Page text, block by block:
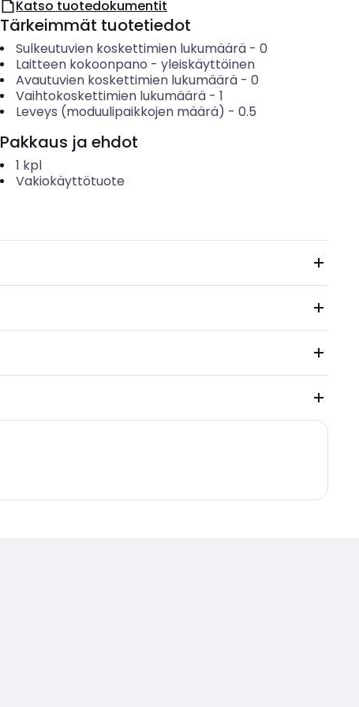
Katso tuotedokumentit
Tärkeimmät tuotetiedot
Sulkeutuvien koskettimien lukumäärä- 0
Laitteen kokoonpano - yleiskäyttöinen
Avautuvien koskettimien lukumäärä- 0
Vaihtokoskettimien lukumäärä- 1
Leveys (moduulipaikkojen määrä) - 0.5
Pakkaus ja ehdot
1 kpl
Vakiokäyttötuote